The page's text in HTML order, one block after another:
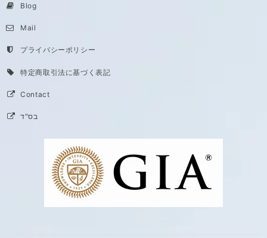
Blog
Mail
プライバシーポリシー
特定商取引法に基づく表記
Contact
בס"ד